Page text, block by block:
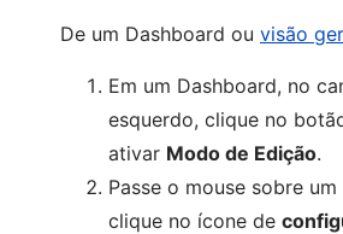
De um Dashboard ou visão
Em um Dashboard, no
esquerdo, clique no
ativar Modo de Edição.
Passe o mouse sobre
clique no ícone de